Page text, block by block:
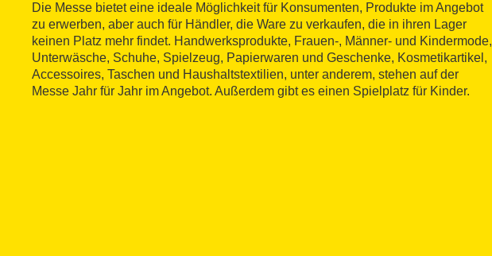
Die Messe bietet eine ideale Möglichkeit für Konsumenten, Produkte im Angebot
zu erwerben, aber auch für Händler, die Ware zu verkaufen, die in ihren Lager
keinen Platz mehr findet. Handwerksprodukte, Frauen-, Männer- und Kindermode,
Unterwäsche, Schuhe, Spielzeug, Papierwaren und Geschenke, Kosmetikartikel,
Accessoires, Taschen und Haushaltstextilien, unter anderem, stehen auf der
Messe Jahr für Jahr im Angebot. Außerdem gibt es einen Spielplatz für Kinder.